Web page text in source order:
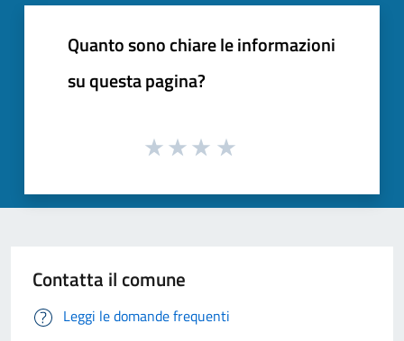
Quanto sono chiare le informazioni
su questa pagina?
Contatta il comune
Leggi le domande frequenti